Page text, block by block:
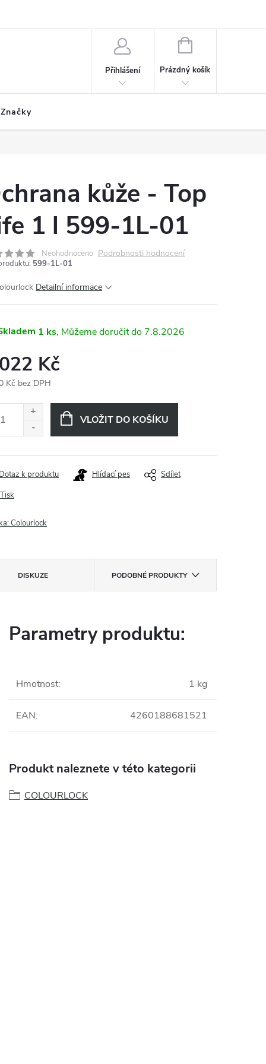
Přihlášení
NÁKUPNÍ
Prázdný košík
Značky
kůže - Top
1 l 599-1L-01
Neohodnoceno Podrobnosti hodnocení
599-1L-01
Detailní informace
1 ks 7.8.2026
Kč
Kč bez DPH
VLOŽIT DO KOŠÍKU
Tisk
k produktu Hlídací pes Sdílet
Colourlock
DISKUZE PODOBNÉ PRODUKTY
Parametry produktu:
Hmotnost: 1 kg
EAN: 4260188681521
Produkt naleznete v této kategorii
COLOURLOCK